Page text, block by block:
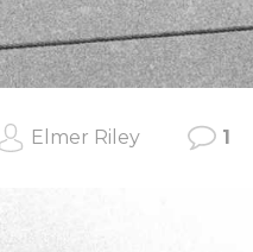
Elmer Riley 1